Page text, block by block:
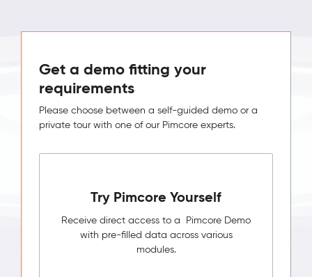
Get a demo fitting your
requirements
Please choose between a self-guided demo or a
private tour with one of our Pimcore experts.
Try Pimcore Yourself
Receive direct access to a Pimcore Demo
with pre-filled data across various
modules.